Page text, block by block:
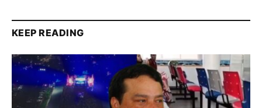
KEEP READING